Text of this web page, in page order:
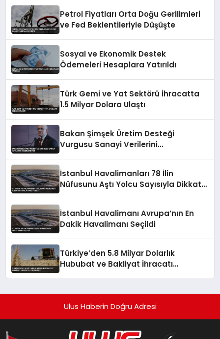
Petrol Fiyatları Orta Doğu Gerilimleri
ve Fed Beklentileriyle Düşüşte
Sosyal ve Ekonomik Destek
Ödemeleri Hesaplara Yatırıldı
Türk Gemi ve Yat Sektörü İhracatta
1.5 Milyar Dolara Ulaştı
Bakan Şimşek Üretim Desteği
Vurgusu Sanayi Verilerini
İstanbul Havalimanları 78 İlin
Nüfusunu Aştı Yolcu Sayısıyla Dikkat
İstanbul Havalimanı Avrupa’nın En
Dakik Havalimanı Seçildi
Türkiye’den 5.8 Milyar Dolarlık
Hububat ve Bakliyat İhracatı
Ulus Haberin Doğru Adresi